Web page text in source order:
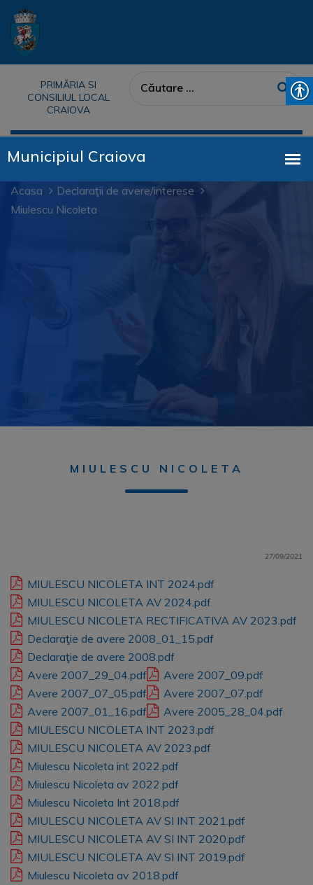
PRIMĂRIA SI
CONSILIUL LOCAL
CRAIOVA
Acasa
Declaraţii de avere/interese
Miulescu Nicoleta
MIULESCU NICOLETA
27/09/2021
MIULESCU NICOLETA INT 2024.pdf
MIULESCU NICOLETA AV 2024.pdf
MIULESCU NICOLETA RECTIFICATIVA AV 2023.pdf
Declaraţie de avere 2008_01_15.pdf
Declaraţie de avere 2008.pdf
Avere 2007_29_04.pdf
Avere 2007_09.pdf
Avere 2007_07_05.pdf
Avere 2007_07.pdf
Avere 2007_01_16.pdf
Avere 2005_28_04.pdf
MIULESCU NICOLETA INT 2023.pdf
MIULESCU NICOLETA AV 2023.pdf
Miulescu Nicoleta int 2022.pdf
Miulescu Nicoleta av 2022.pdf
Miulescu Nicoleta Int 2018.pdf
MIULESCU NICOLETA AV SI INT 2021.pdf
MIULESCU NICOLETA AV SI INT 2020.pdf
MIULESCU NICOLETA AV SI INT 2019.pdf
Miulescu Nicoleta av 2018.pdf